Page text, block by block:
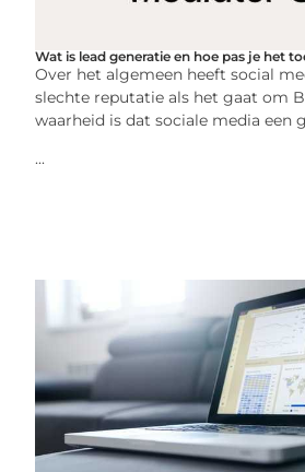
Wat is lead generatie en hoe pas je het
Over het algemeen heeft social
slechte reputatie als het gaat om
waarheid is dat sociale media een
...